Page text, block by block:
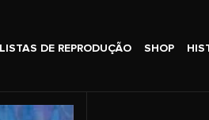
LISTAS DE REPRODUÇÃO SHOP